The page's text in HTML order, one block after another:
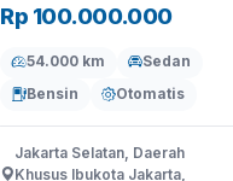
Rp 100.000.000
54.000 km
Sedan
Bensin
Otomatis
Jakarta Selatan, Daerah
Khusus Ibukota Jakarta,